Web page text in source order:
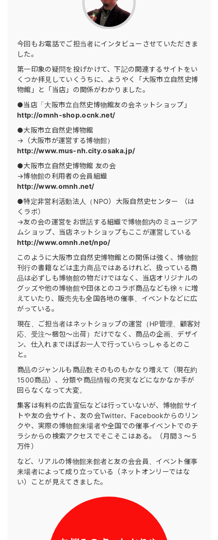
今回もお電話でご担当者にインタビューさせていただきま
した。
第一印象の疑問を投げかけて、下記の関連するサイトをい
くつか拝見していくうちに、ようやく「大阪市立自然史博
物館」と「当店」の関係がわかりました。
●当店「大阪市立自然史博物館友の会ネットショップ」
http://omnh-shop.ocnk.net/
●大阪市立自然史博物館
→（大阪市が運営する博物館）
http://www.mus-nh.city.osaka.jp/
●大阪市立自然史博物館 友の会
→博物館の利用者の会員組織
http://www.omnh.net/
●特定非営利活動法人（NPO）大阪自然史センター （は
くラボ）
→友の会の運営をお世話する組織で博物館内のミュージア
ムショップ、当店ネットショップもここが運営している
http://www.omnh.net/npo/
このように大阪市立自然史博物館との関係は強く、博物館
刊行の書籍などは主力商品ではあるけれど、扱っている商
品は必ずしも博物館の物だけではなく、当店オリジナルの
グッズや他の博物館や団体とのコラボ商品なども徐々に増
えていたり、販売先も全国各地の催事、イベントなどに広
がっている。
現在、ご担当者はネットショップの運営（HP管理、顧客対
応、受注〜梱包〜出荷）だけでなく、商品の企画、デザイ
ン、仕入れまでほぼお一人で行っていらっしゃるとのこ
と。
商品のジャンルも商品数そのものもかなり増えて（現在約
1500商品）、分類や商品情報の充実などになかなか手が
回らなくなって大変。
集客は有料の広告宣伝などは行っていないが、博物館サイ
トや友の会サイト、友の会Twitter、Facebookからのリン
クや、実際の博物館来場者や全国での催事イベントでのチ
ラシからの検索アクセスでそこそこはある。（月間３〜５
万件）
など、リアルの博物館来館者と友の会会員、イベント催事
来場者によって成り立っている（ネットオンリーではな
い）ことが見えてきました。